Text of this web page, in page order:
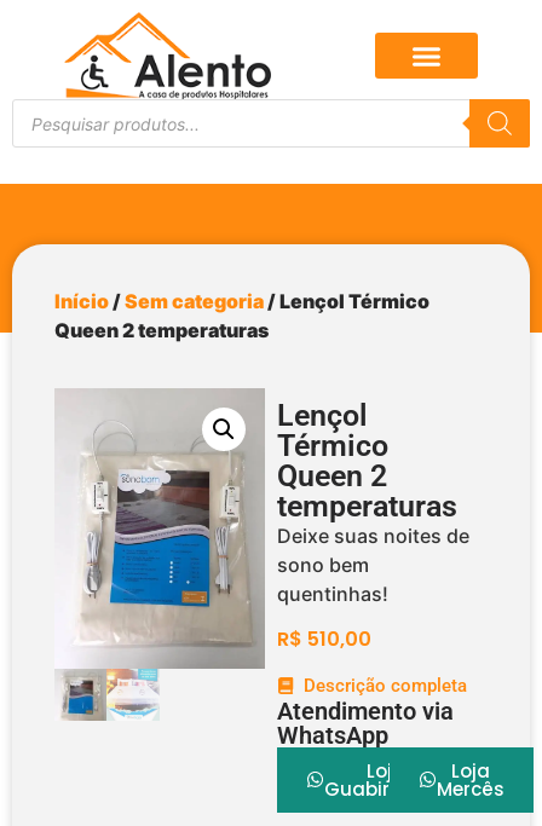
Início/Sem categoria/ Lençol Térmico
Queen 2 temperaturas
Lençol
Térmico
Queen 2
temperaturas
Deixe suas noites de
sono bem
quentinhas!
R$ 510,00
Descrição completa
Atendimento via
WhatsApp
Loja
Guabirotuba
Loja
Mercês